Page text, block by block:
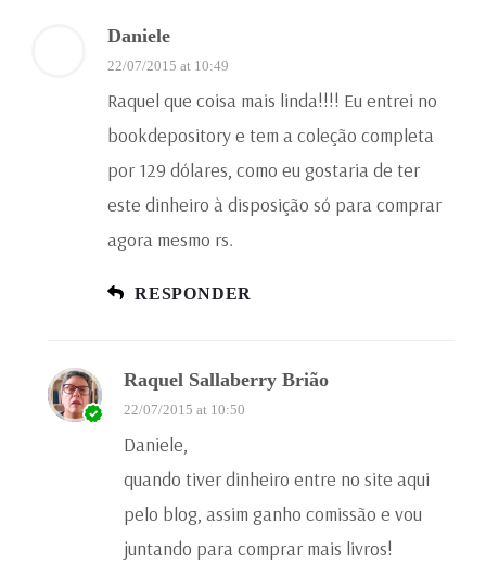
Daniele
22/07/2015 at 10:49
Raquel que coisa mais linda!!!! Eu entrei no
bookdepository e tem a coleção completa
por 129 dólares, como eu gostaria de ter
este dinheiro à disposição só para comprar
agora mesmo rs.
RESPONDER
Raquel Sallaberry Brião
22/07/2015 at 10:50
Daniele,
quando tiver dinheiro entre no site aqui
pelo blog, assim ganho comissão e vou
juntando para comprar mais livros!